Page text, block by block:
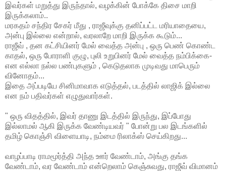
இவர்கள் மறுத்து இருந்தால், வழக்கின் போக்கே திசை மாறி
இருக்கலாம்..
மரகதம் சந்திர சேகர் மீது , ராஜீவுக்கு தனிப்பட்ட மரியாதையை,
அன்பு இல்லை என்றால், வரலாறே மாறி இருக்க கூடும்...
ராஜீவ் , தன கட்சியினர் மேல் வைத்த அன்பு , ஒரு பெண் கொண்ட
காதல், ஒரு போராளி குழு, புலி உறுபினர் மேல் வைத்த நம்பிக்கை-
என எல்லா நல்ல பண்புகளும் , கெடுதலாக முடிவது மாபெரும்
வினோதம்...
இதை அப்படியே சினிமாவாக எடுத்தல், படத்தில் லாஜிக் இல்லை
என நம் பதிவர்கள் எழுதுவார்கள்.
" ஒரு விதத்தில், இவர் தாணு இடத்தில் இருந்து, இப்போது
இல்லாமல் ஆகி இருக்க வேண்டியவர் " போன்று பல இடங்களில்
தமிழ் கொஞ்சி விளையாடி, நம்மை ரிலாக்ஸ் செய்கிறது...
வாழப்பாடி ராமமூர்த்தி அந்த ஊர் வேண்டாம், அங்கு தங்க
வேண்டாம், வர வேண்டாம் என்றெலாம் கெஞ்சுவது, ராஜீவ் விமானம்